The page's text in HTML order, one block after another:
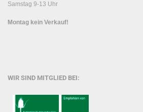
Samstag 9-13 Uhr
Montag kein Verkauf!
WIR SIND MITGLIED BEI: